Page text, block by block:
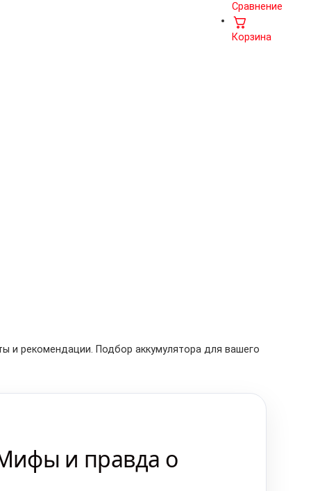
Сравнение
Корзина
и рекомендации. Подбор аккумулятора для вашего
и правда о